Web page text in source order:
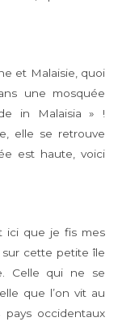
et Malaisie, quoi
une mosquée
in Malaisia » !
elle se retrouve
est haute, voici
ici que je fis mes
sur cette petite île
Celle qui ne se
que l’on vit au
occidentaux